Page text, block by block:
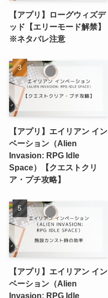
【アプリ】ローグウィズデ
ッド【エリーモード解禁】
※ネタバレ注意
【アプリ】エイリアン イン
ベーション（Alien
Invasion: RPG Idle
Space）【クエストクリ
ア・プチ攻略】
【アプリ】エイリアン イン
ベーション（Alien
Invasion: RPG Idle